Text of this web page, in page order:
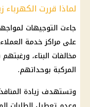
لماذا قررت الكهرباء
جاءت التوجيهات
على مراكز خدمة
مخالفات البناء،
المركبة بوحداتهم.
وتستهدف زيادة